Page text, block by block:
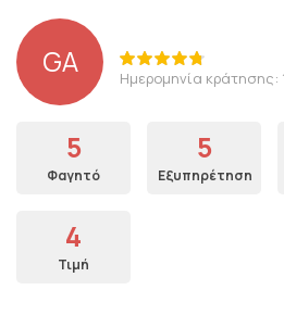
GA Ημερομηνία κράτησης:
5
Φαγητό
5
Εξυπηρέτηση
4
Τιμή